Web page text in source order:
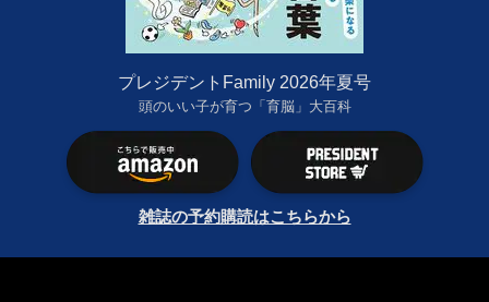
プレジデントFamily 2026年夏号
頭のいい子が育つ「育脳」大百科
雑誌の予約購読はこちらから